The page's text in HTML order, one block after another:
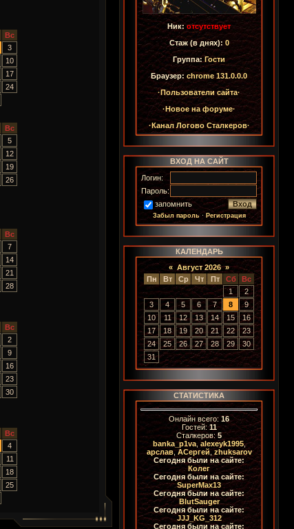
Вс
3
10
17
24
Вс
5
12
19
26
Вс
7
14
21
28
Вс
2
9
16
23
30
Вс
4
11
18
25
Ник:отсутствует
Стаж (в днях): 0
Группа: Гости
Браузер: chrome 131.0.0.0
·Пользователи сайта·
·Новое на форуме·
·Канал Логово Сталкеров·
ВХОД НА САЙТ
Логин:
Пароль:
запомнить
Забыл пароль·Регистрация
КАЛЕНДАРЬ
« Август 2026 »
Пн
Вт Ср Чт Пт Сб
Вс
1
2
3
4 5 6 7 8
9
10
11 12 13 14 15
16
17
18 19 20 21 22
23
24
25 26 27 28 29
30
31
СТАТИСТИКА
Онлайн всего:16
Гостей:11
Сталкеров: 5
banka_p1va,alexeyk1995,
арслав, АСергей,zhuksarov
Сегодня были на сайте:
Колег
Сегодня были на сайте:
SuperMax13
Сегодня были на сайте:
BlutSauger
Сегодня были на сайте:
JJJ_KG_312
Сегодня были на сайте: